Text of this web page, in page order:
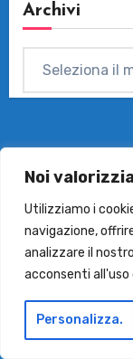
Noi
Utilizziamo i
navigazione,
analizzare il
acconsenti all'uso
Personalizza.
Archivi
I Prodotti